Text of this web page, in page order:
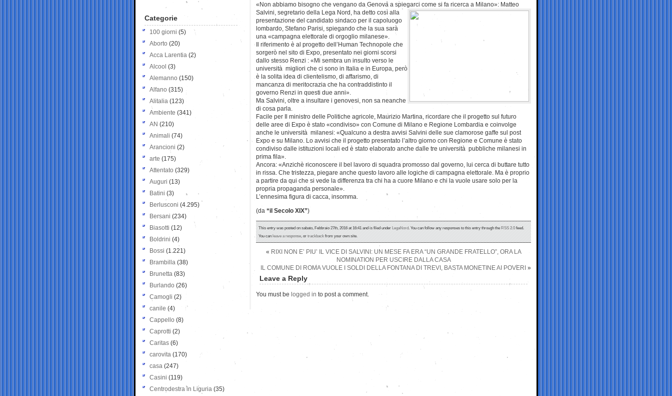
«Non abbiamo bisogno che vengano da Genova a spiegarci come si fa ricerca a Milano»: Matteo
Salvini, segretario della Lega Nord, ha detto così alla
presentazione del candidato sindaco per il capoluogo
lombardo, Stefano Parisi, spiegando che la sua sarà
una «campagna elettorale di orgoglio milanese».
Il riferimento è al progetto dell’Human Technopole che
sorgerò nel sito di Expo, presentato nei giorni scorsi
dallo stesso Renzi : «Mi sembra un insulto verso le
università migliori che ci sono in Italia e in Europa, però
è la solita idea di clientelismo, di affarismo, di
mancanza di meritocrazia che ha contraddistinto il
governo Renzi in questi due anni».
Ma Salvini, oltre a insultare i genovesi, non sa neanche
di cosa parla.
Facile per Il ministro delle Politiche agricole, Maurizio Martina, ricordare che il progetto sul futuro
delle aree di Expo è stato «condiviso» con Comune di Milano e Regione Lombardia e coinvolge
anche le università milanesi: «Qualcuno a destra avvisi Salvini delle sue clamorose gaffe sul post
Expo e su Milano. Lo avvisi che il progetto presentato l’altro giorno con Regione e Comune è stato
condiviso dalle istituzioni locali ed è stato elaborato anche dalle tre università pubbliche milanesi in
prima fila».
Ancora: «Anzichè riconoscere il bel lavoro di squadra promosso dal governo, lui cerca di buttare tutto
in rissa. Che tristezza, piegare anche questo lavoro alle logiche di campagna elettorale. Ma è proprio
a partire da qui che si vede la differenza tra chi ha a cuore Milano e chi la vuole usare solo per la
propria propaganda personale».
L’ennesima figura di cacca, insomma.
(da “il Secolo XIX”)
This entry was posted on sabato, Febbraio 27th, 2016 at 16:41 and is filed underLegaNord. You can follow any responses to this entry through theRSS 2.0feed.
You canleave a response, ortrackbackfrom your own site.
« RIXI NON E’ PIU’ IL VICE DI SALVINI: UN MESE FA ERA “UN GRANDE FRATELLO”, ORA LA
NOMINATION PER USCIRE DALLA CASA
IL COMUNE DI ROMA VUOLE I SOLDI DELLA FONTANA DI TREVI, BASTA MONETINE AI POVERI »
Leave a Reply
You must be logged in to post a comment.
Categorie
100 giorni (5)
Aborto (20)
Acca Larentia (2)
Alcool (3)
Alemanno (150)
Alfano (315)
Alitalia (123)
Ambiente (341)
AN (210)
Animali (74)
Arancioni (2)
arte (175)
Attentato (329)
Auguri (13)
Batini (3)
Berlusconi (4.295)
Bersani (234)
Biasotti (12)
Boldrini (4)
Bossi (1.221)
Brambilla (38)
Brunetta (83)
Burlando (26)
Camogli (2)
canile (4)
Cappello (8)
Caprotti (2)
Caritas (6)
carovita (170)
casa (247)
Casini (119)
Centrodestra in Liguria (35)